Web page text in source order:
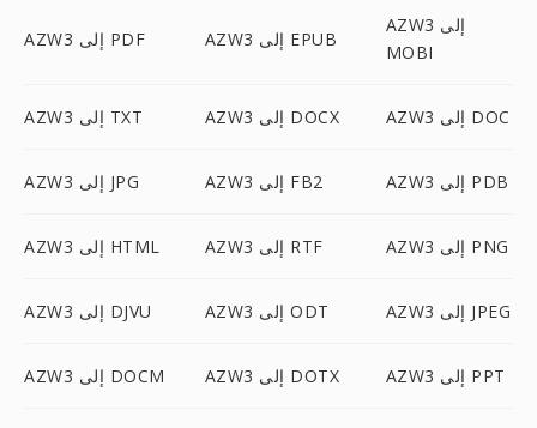
AZW3 إلى PDF AZW3 إلى EPUB
AZW3 إلى
MOBI
AZW3 إلى TXT AZW3 إلى DOCX AZW3 إلى DOC
AZW3 إلى JPG AZW3 إلى FB2 AZW3 إلى PDB
AZW3 إلى HTML AZW3 إلى RTF AZW3 إلى PNG
AZW3 إلى DJVU AZW3 إلى ODT AZW3 إلى JPEG
AZW3 إلى DOCM AZW3 إلى DOTX AZW3 إلى PPT